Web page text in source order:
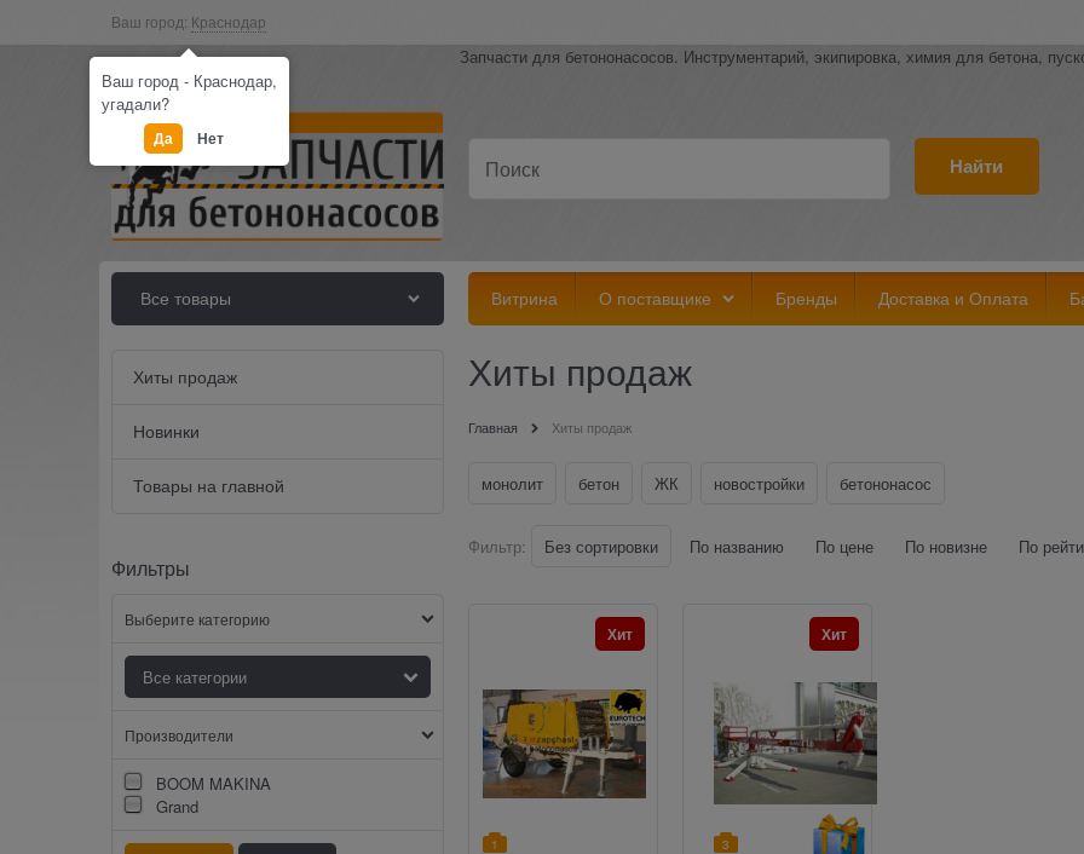
Ваш город: Краснодар
Запчасти для бетононасосов. Инструментарий, экипировка, химия для бетона,
Найти
Все товары Витрина О поставщике Бренды Доставка и Оплата
Хиты продаж
Новинки
Товары на главной
Фильтры
Выберите категорию
Производители
BOOM MAKINA
Grand
Хиты продаж
Главная Хиты продаж
монолит бетон ЖК новостройки бетононасос
Фильтр: Без сортировки По названию По цене По новизне По
1
Хит
3
Хит
Ваш город - Краснодар,
угадали?
Да Нет